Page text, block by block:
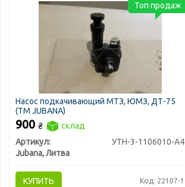
Насос подкачивающий МТЗ, ЮМЗ, ДТ-75
(ТМ JUBANA)
900₴
склад
Артикул:
УТН-3-1106010-А4
Jubana, Литва
КУПИТЬ Код: 22107-1
Топ продаж